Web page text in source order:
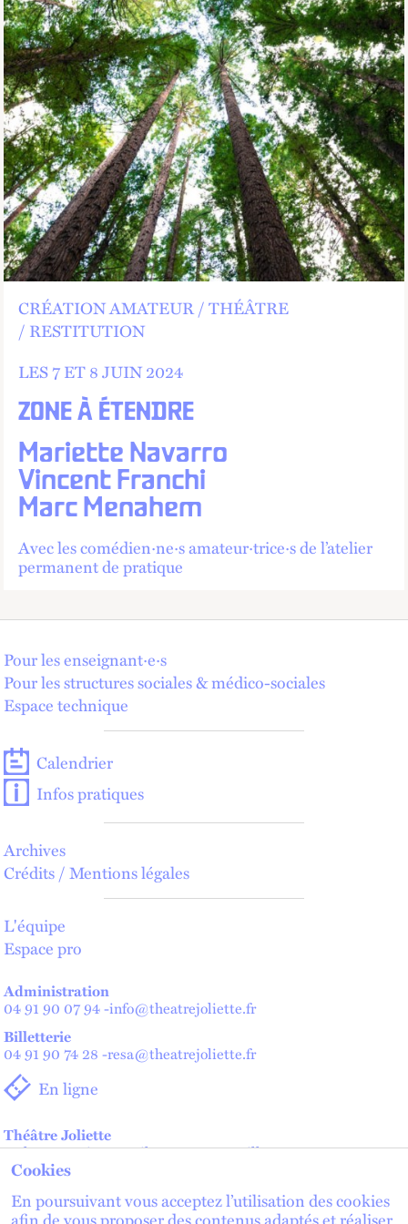
ZONE À ÉTENDRE
Mariette Navarro
Vincent Franchi
Marc Menahem
CRÉATION AMATEUR THÉÂTRE
RESTITUTION
LES 7 ET8 JUIN 2024
Avec les comédien·ne·s amateur·trice·s de l’atelier
permanent de pratique
Pour les enseignant·e·s
Pour les structures sociales & médico-sociales
Espace technique
Calendrier
Infos pratiques
Archives
Crédits / Mentions légales
L'équipe
Espace pro
Administration
04 91 90 07 94-info@theatrejoliette.fr
Billetterie
04 91 90 74 28 -resa@theatrejoliette.fr
En ligne
Théâtre Joliette
2 place Henri Verneuil - 13002 Marseille
Théâtre de Lenche — Maison des artistes
2 place de Lenche - 13002 Marseille
Cookies
En poursuivant vous acceptez l’utilisation des cookies
afin de vous proposer des contenus adaptés et réaliser